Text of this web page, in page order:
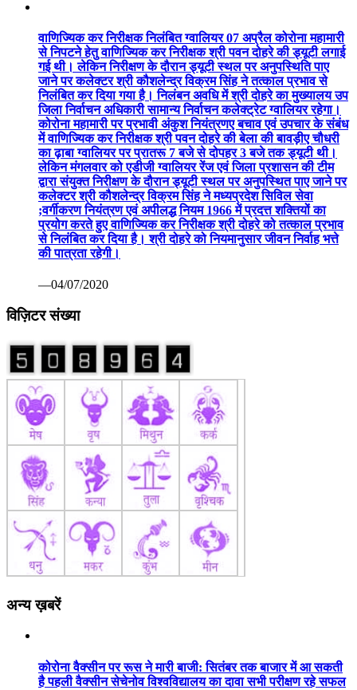
वाणिज्यिक कर निरीक्षक निलंबित ग्वालियर 07 अप्रैल कोरोना महामारी
से निपटने हेतु वाणिज्यिक कर निरीक्षक श्री पवन दोहरे की ड्यूटी लगाई
गई थी। लेकिन निरीक्षण के दौरान ड्यूटी स्थल पर अनुपस्थिति पाए
जाने पर कलेक्टर श्री कौशलेन्द्र विक्रम सिंह ने तत्काल प्रभाव से
निलंबित कर दिया गया है। निलंबन अवधि में श्री दोहरे का मुख्यालय उप
जिला निर्वाचन अधिकारी सामान्य निर्वाचन कलेक्ट्रेट ग्वालियर रहेगा।
कोरोना महामारी पर प्रभावी अंकुश नियंत्रणए बचाव एवं उपचार के संबंध
में वाणिज्यिक कर निरीक्षक श्री पवन दोहरे की बेला की बावड़ीए चौधरी
का ढ़ाबा ग्वालियर पर प्रातरू 7 बजे से दोपहर 3 बजे तक ड्यूटी थी।
लेकिन मंगलवार को एडीजी ग्वालियर रेंज एवं जिला प्रशासन की टीम
द्वारा संयुक्त निरीक्षण के दौरान ड्यूटी स्थल पर अनुपस्थित पाए जाने पर
कलेक्टर श्री कौशलेन्द्र विक्रम सिंह ने मध्यप्रदेश सिविल सेवा
;वर्गीकरण नियंत्रण एवं अपीलद्ध नियम 1966 में प्रदत्त शक्तियों का
प्रयोग करते हुए वाणिज्यिक कर निरीक्षक श्री दोहरे को तत्काल प्रभाव
से निलंबित कर दिया है। श्री दोहरे को नियमानुसार जीवन निर्वाह भत्ते
की पात्रता रहेगी।
—04/07/2020
विज़िटर संख्या
अन्य ख़बरें
कोरोना वैक्सीन पर रूस ने मारी बाजी: सितंबर तक बाजार में आ सकती
है पहली वैक्सीन सेचेनोव विश्वविद्यालय का दावा सभी परीक्षण रहे सफल